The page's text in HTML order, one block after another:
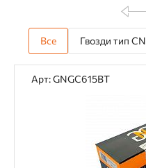
Все Гвозди тип CN
Арт: GNGC615BT